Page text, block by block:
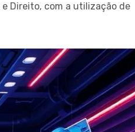
Direito, com a utilização de